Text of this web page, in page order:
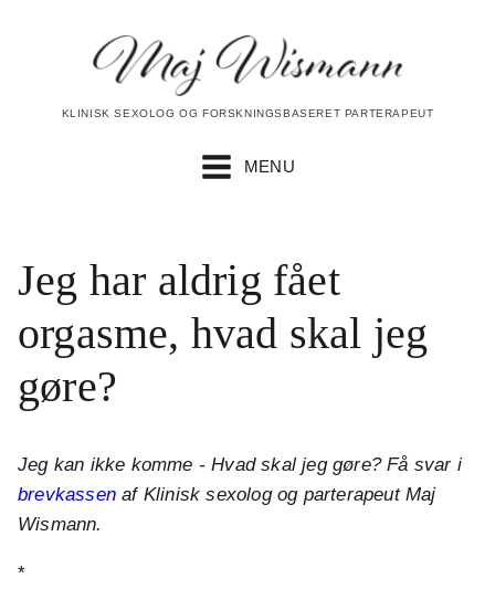
KLINISK SEXOLOG OG FORSKNINGSBASERET PARTERAPEUT
MENU
Jeg har aldrig fået
orgasme, hvad skal jeg
gøre?
Jeg kan ikke komme - Hvad skal jeg gøre? Få svar i
brevkassen af Klinisk sexolog og parterapeut Maj
Wismann.
*